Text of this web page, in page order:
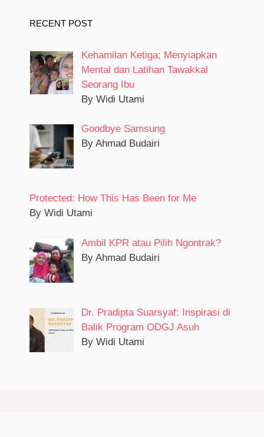
RECENT POST
Kehamilan Ketiga; Menyiapkan
Mental dan Latihan Tawakkal
Seorang Ibu
By Widi Utami
Goodbye Samsung
By Ahmad Budairi
Protected: How This Has Been for Me
By Widi Utami
Ambil KPR atau Pilih Ngontrak?
By Ahmad Budairi
Dr. Pradipta Suarsyaf: Inspirasi di
Balik Program ODGJ Asuh
By Widi Utami